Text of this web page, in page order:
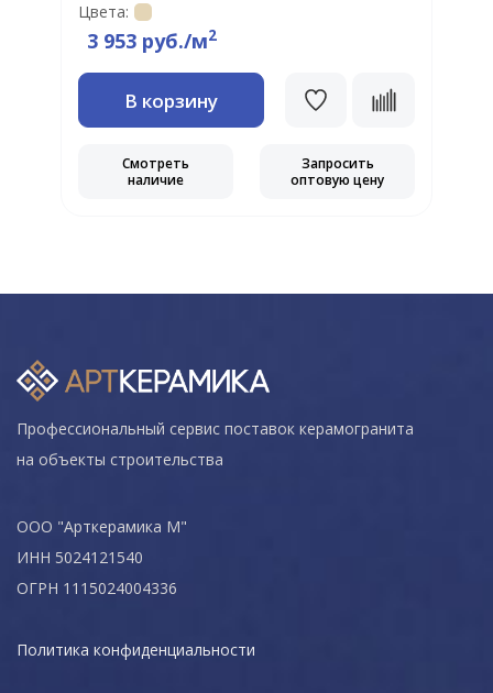
Цвета:
3 953 руб./м2
В корзину
Смотреть
наличие
Запросить
оптовую цену
Профессиональный сервис поставок керамогранита
на объекты строительства
ООО "Арткерамика М"
ИНН 5024121540
ОГРН 1115024004336
Политика конфиденциальности